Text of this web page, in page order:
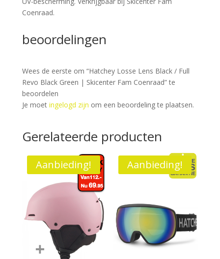
Coenraad.
beoordelingen
Wees de eerste om “Hatchey Losse Lens Black / Full
Revo Black Green | Skicenter Fam Coenraad” te
beoordelen
Je moet ingelogd zijn om een beoordeling te plaatsen.
Gerelateerde producten
Aanbieding! Aanbieding!